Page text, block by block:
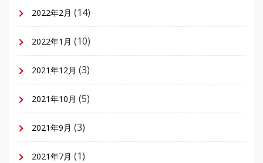
2022年2月 (14)
2022年1月 (10)
2021年12月 (3)
2021年10月 (5)
2021年9月 (3)
2021年7月 (1)